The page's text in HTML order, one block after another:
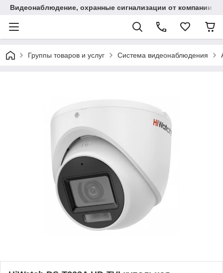
Видеонаблюдение, охранные сигнализации от компании
Группы товаров и услуг Система видеонаблюдения